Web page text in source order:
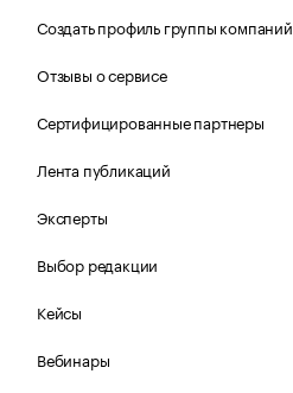
Создать профиль группы компаний
Отзывы о сервисе
Сертифицированные партнеры
Лента публикаций
Эксперты
Выбор редакции
Кейсы
Вебинары